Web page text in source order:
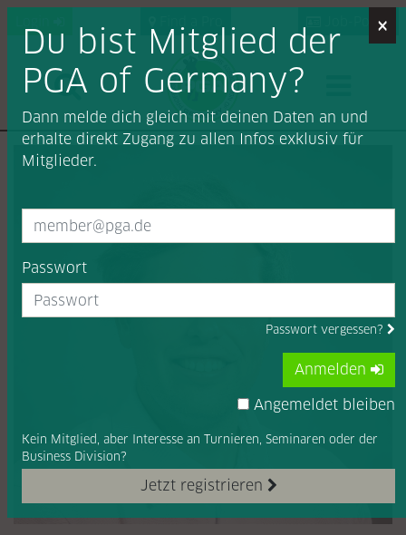
Job-Portal
×
Du bist Mitglied der
PGA of Germany?
Dann melde dich gleich mit deinen Daten an und
erhalte direkt Zugang zu allen Infos exklusiv für
Mitglieder.
Passwort
Passwort vergessen?
Jetzt registrieren
Kein Mitglied, aber Interesse an Turnieren, Seminaren oder der
Business Division?
Anmelden
Angemeldet bleiben